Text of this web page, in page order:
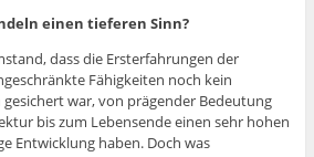
einen tieferen Sinn?
dass die Ersterfahrungen der
Fähigkeiten noch kein
war, von prägender Bedeutung
bis zum Lebensende einen sehr hohen
Entwicklung haben. Doch was